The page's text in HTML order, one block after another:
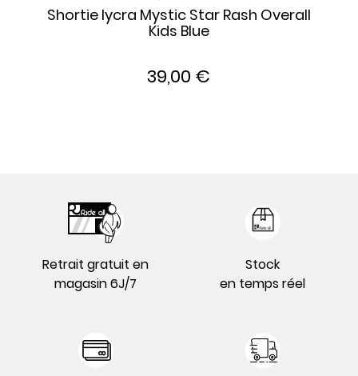
Shortie lycra Mystic Star Rash Overall
Kids Blue
39,00 €
Retrait gratuit en
magasin 6J/7
Stock
en temps réel